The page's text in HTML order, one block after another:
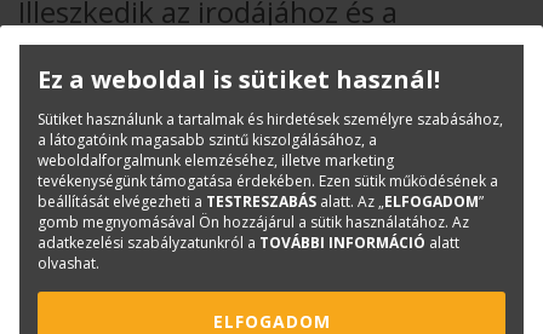
Illeszkedik az irodájához és a
költségvetéséhez
A világ legkisebb plotterei úgy vannak kialakítva,
irodájában.
A versenytársakhoz képest akár 95%-kal
kevesebb tintát használhat a rutin
karbantartásokhoz, és havonta akár százzal
több A1/D oldalt nyomtathat.
A fenntarthatóbb kialakítás eladott
egységenként akár 7,3 tonnával csökkenti
évente a CO2e-kibocsátást, mivel akár 30%-ban
Ez a weboldal is sütiket használ!
Sütiket használunk a tartalmak és hirdetések személyre szabásához,
a látogatóink magasabb szintű kiszolgálásához, a
weboldalforgalmunk elemzéséhez, illetve marketing
tevékenységünk támogatása érdekében. Ezen sütik működésének a
beállítását elvégezheti a TESTRESZABÁS alatt. Az „ELFOGADOM”
gomb megnyomásával Ön hozzájárul a sütik használatához. Az
adatkezelési szabályzatunkról a TOVÁBBI INFORMÁCIÓ alatt
olvashat.
ELFOGADOM